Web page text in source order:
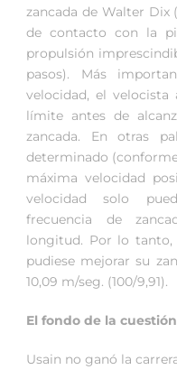
zancada de Walter
de contacto con la
propulsión
pasos). Más
velocidad, el velocista
límite antes de
zancada. En otras
determinado
máxima velocidad
velocidad solo
frecuencia de
longitud. Por lo
pudiese mejorar su
10,09 m/seg. (100/9,91).
El fondo de la cuestión
Usain no ganó la